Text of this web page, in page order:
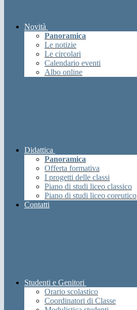
Novità
Panoramica
Le notizie
Le circolari
Calendario eventi
Albo online
Didattica
Panoramica
Offerta formativa
I progetti delle classi
Piano di studi liceo classico
Piano di studi liceo coreutico
Contatti
Studenti e Genitori
Orario scolastico
Coordinatori di Classe